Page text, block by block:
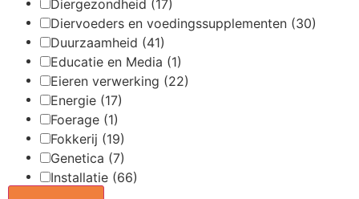
Diergezondheid (17)
Diervoeders en voedingssupplementen (30)
Duurzaamheid (41)
Educatie en Media (1)
Eieren verwerking (22)
Energie (17)
Foerage (1)
Fokkerij (19)
Genetica (7)
Installatie (66)